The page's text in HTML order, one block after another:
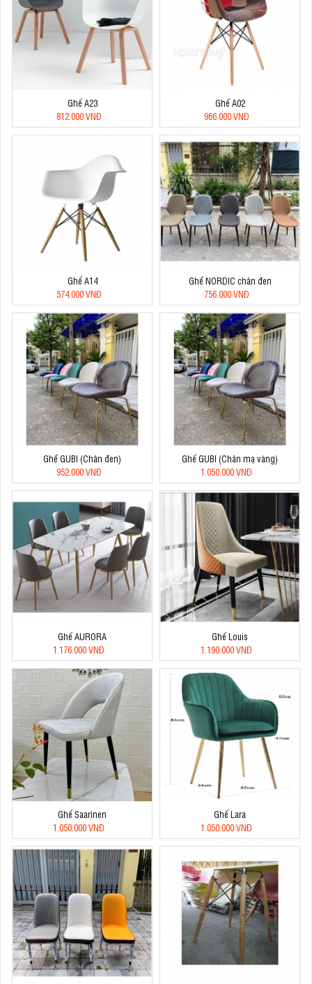
Ghế A23
812.000 VNĐ
Ghế A02
966.000 VNĐ
Ghế A14
574.000 VNĐ
Ghế NORDIC chân đen
756.000 VNĐ
Ghế GUBI (Chân đen)
952.000 VNĐ
Ghế GUBI (Chân mạ vàng)
1.050.000 VNĐ
Ghế AURORA
1.176.000 VNĐ
Ghế Louis
1.190.000 VNĐ
Ghế Saarinen
1.050.000 VNĐ
Ghế Lara
1.050.000 VNĐ